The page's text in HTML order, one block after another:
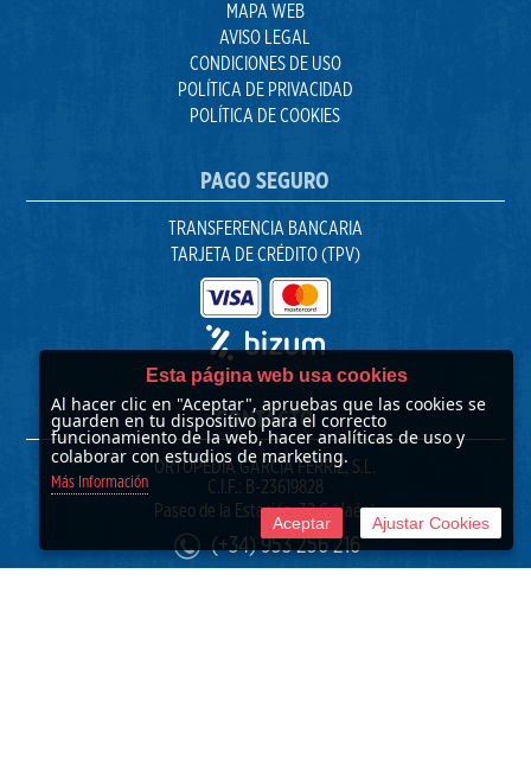
MAPA WEB
AVISO LEGAL
CONDICIONES DE USO
POLÍTICA DE PRIVACIDAD
POLÍTICA DE COOKIES
PAGO SEGURO
TRANSFERENCIA BANCARIA
TARJETA DE CRÉDITO (TPV)
CONTACTO
ORTOPEDIA GARCÍA FÉRRIZ, S.L.
C.I.F.: B-23619828
Paseo de la Estación, 32 C (Jaén)
(+34) 953 256 216
Esta página web usa cookies
Al hacer clic en "Aceptar", apruebas que las cookies se
guarden en tu dispositivo para el correcto
funcionamiento de la web, hacer analíticas de uso y
colaborar con estudios de marketing.
Más Información
Aceptar Ajustar Cookies